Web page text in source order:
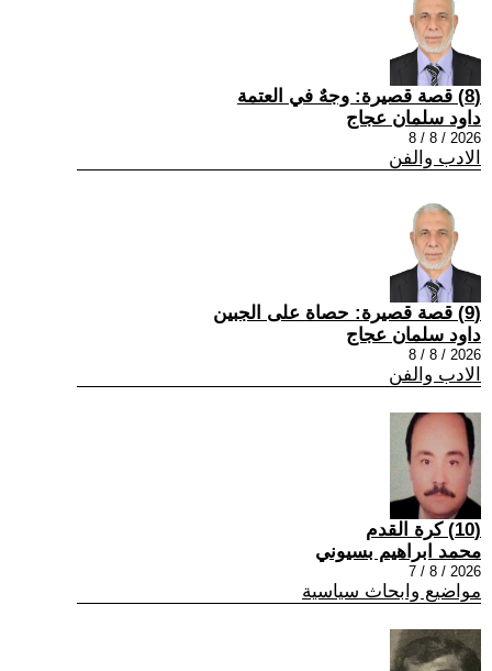
(8) قصة قصيرة: وجهٌ في العتمة
داود سلمان عجاج
2026 / 8 / 8
الادب والفن
(9) قصة قصيرة: حصاة على الجبين
داود سلمان عجاج
2026 / 8 / 8
الادب والفن
(10) كرة القدم
محمد ابراهيم بسيوني
2026 / 8 / 7
مواضيع وابحاث سياسية